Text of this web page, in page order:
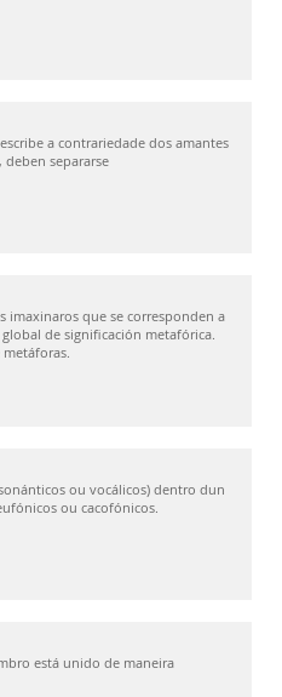
a contrariedade dos amantes
separarse
imaxinaros que se corresponden a
de significación metafórica.
ou vocálicos) dentro dun
ou cacofónicos.
está unido de maneira